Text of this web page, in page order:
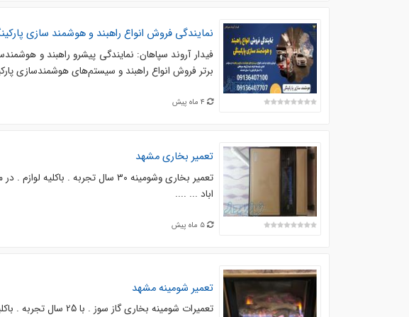
نمایندگی فروش انواع راهبند و هوشمند سازی
فیدار آروند سپاهان: نمایندگی پیشرو راهبند و
برتر فروش انواع راهبند و سیستم‌های هوشمندسازی
4 ماه پیش
تعمیر بخاری مشهد
تعمیر بخاری وشومینه ۳۰ سال
اباد ... ....
5 ماه پیش
تعمیر شومینه مشهد
تعمیرات شومینه بخاری گاز سوز . با 25 سال تجربه . باکلیه لوازم درمحل. محدوده قاسم اباد ..پیروزی. ... اباد